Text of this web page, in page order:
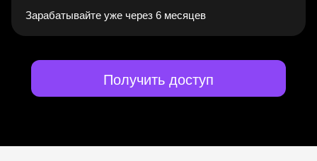
Зарабатывайте уже через 6 месяцев
Получить доступ
Профессия,
творчество и карьеру